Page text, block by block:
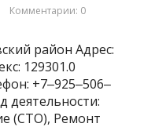
Комментарии: 0
район Адрес:
129301.0
+7‒925‒506‒
деятельности:
(СТО), Ремонт